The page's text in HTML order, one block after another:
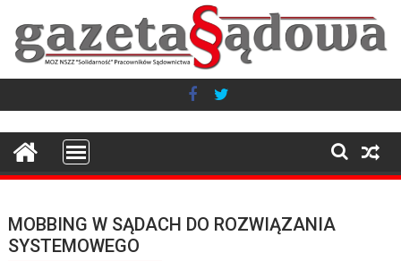
content
MOBBING W SĄDACH DO ROZWIĄZANIA
SYSTEMOWEGO